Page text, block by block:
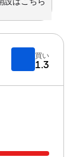
買い
1.3